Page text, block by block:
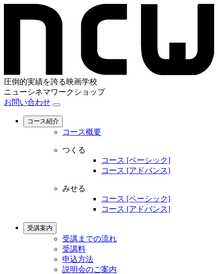
圧倒的実績を誇る映画学校
ニューシネマワークショップ
お問い合わせ
コース紹介
コース概要
つくる
コース [ベーシック]
コース [アドバンス]
みせる
コース [ベーシック]
コース [アドバンス]
受講案内
受講までの流れ
受講料
申込方法
説明会のご案内